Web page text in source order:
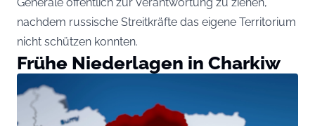
nachdem russische Streitkräfte das eigene Territorium
nicht schützen konnten.
Frühe Niederlagen in Charkiw